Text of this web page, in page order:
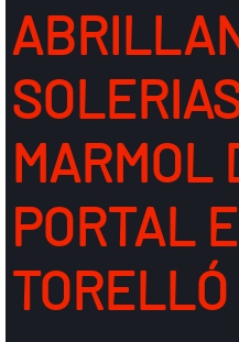
MARMOL
PORTAL
TORELLÓ